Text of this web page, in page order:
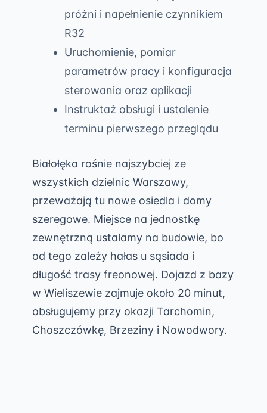
próżni i napełnienie czynnikiem
R32
Uruchomienie, pomiar
parametrów pracy i konfiguracja
sterowania oraz aplikacji
Instruktaż obsługi i ustalenie
terminu pierwszego przeglądu
Białołęka rośnie najszybciej ze
wszystkich dzielnic Warszawy,
przeważają tu nowe osiedla i domy
szeregowe. Miejsce na jednostkę
zewnętrzną ustalamy na budowie, bo
od tego zależy hałas u sąsiada i
długość trasy freonowej. Dojazd z bazy
w Wieliszewie zajmuje około 20 minut,
obsługujemy przy okazji Tarchomin,
Choszczówkę, Brzeziny i Nowodwory.